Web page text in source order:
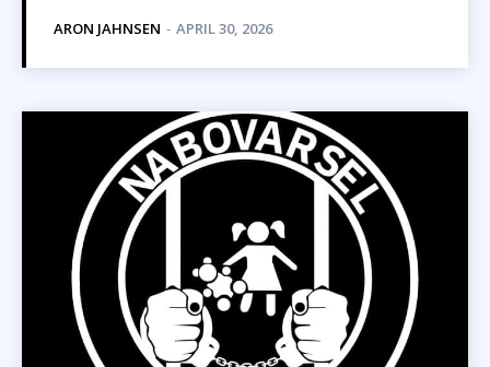
ARON JAHNSEN - APRIL 30, 2026